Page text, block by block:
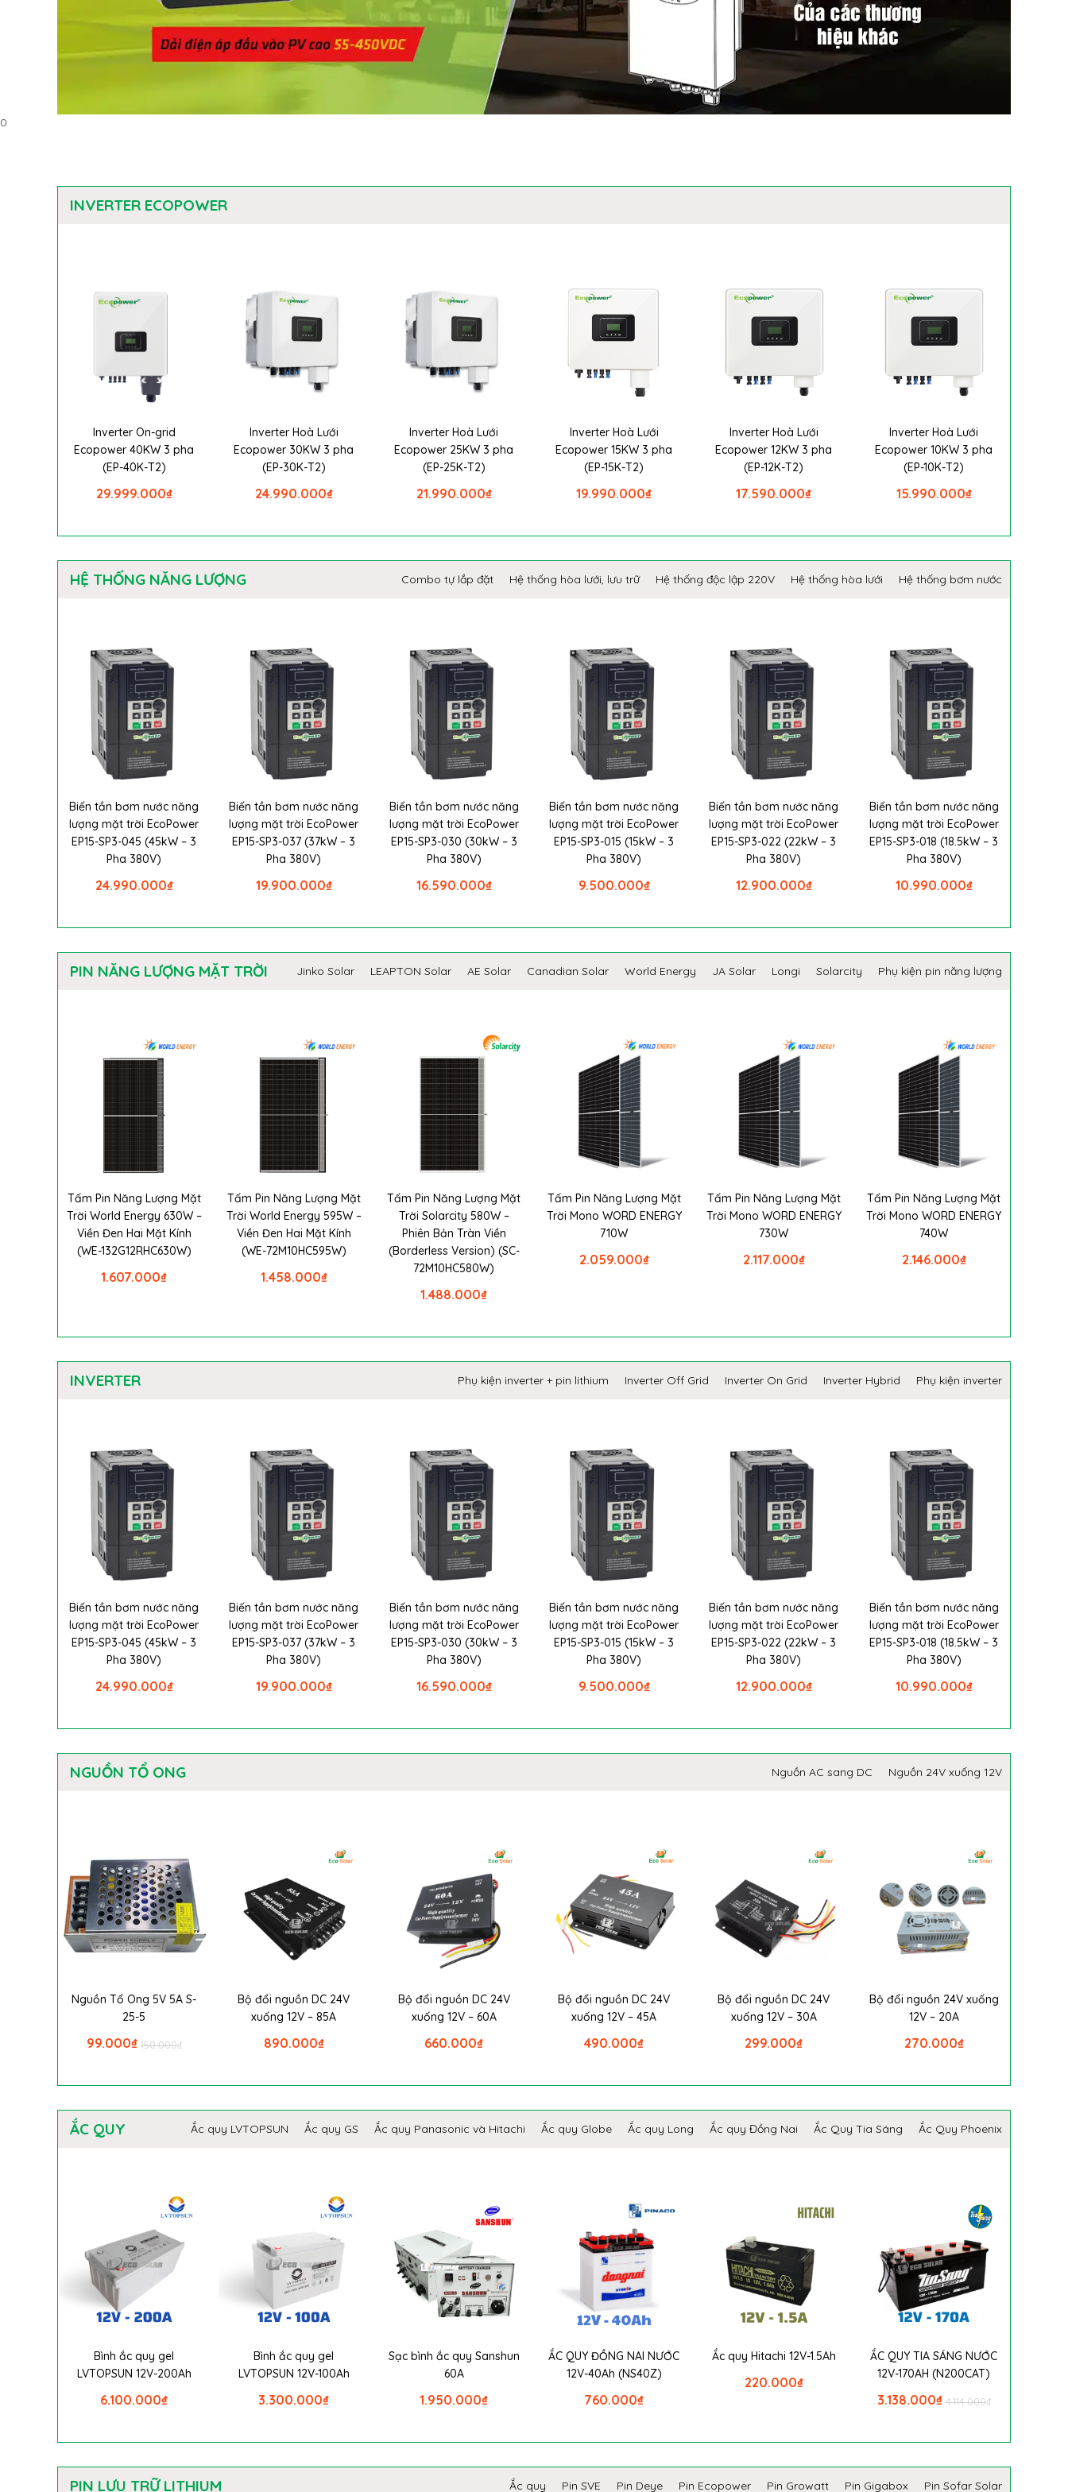
0
INVERTER ECOPOWER
Inverter On-grid
Ecopower 40KW 3 pha
(EP-40K-T2)
₫
29.999.000
Inverter Hoà Lưới
Ecopower 30KW 3 pha
(EP-30K-T2)
₫
24.990.000
Inverter Hoà Lưới
Ecopower 25KW 3 pha
(EP-25K-T2)
₫
21.990.000
Inverter Hoà Lưới
Ecopower 15KW 3 pha
(EP-15K-T2)
₫
19.990.000
Inverter Hoà Lưới
Ecopower 12KW 3 pha
(EP-12K-T2)
₫
17.590.000
Inverter Hoà Lưới
Ecopower 10KW 3 pha
(EP-10K-T2)
₫
15.990.000
HỆ THỐNG NĂNG LƯỢNG Combo tự lắp đặt Hệ thống hòa lưới, lưu trữ Hệ thống độc lập 220V Hệ thống hòa lưới Hệ thống bơm nước
Biến tần bơm nước năng
lượng mặt trời EcoPower
EP15-SP3-045 (45kW – 3
Pha 380V)
₫
24.990.000
Biến tần bơm nước năng
lượng mặt trời EcoPower
EP15-SP3-037 (37kW – 3
Pha 380V)
₫
19.900.000
Biến tần bơm nước năng
lượng mặt trời EcoPower
EP15-SP3-030 (30kW – 3
Pha 380V)
₫
16.590.000
Biến tần bơm nước năng
lượng mặt trời EcoPower
EP15-SP3-015 (15kW – 3
Pha 380V)
₫
9.500.000
Biến tần bơm nước năng
lượng mặt trời EcoPower
EP15-SP3-022 (22kW – 3
Pha 380V)
₫
12.900.000
Biến tần bơm nước năng
lượng mặt trời EcoPower
EP15-SP3-018 (18.5kW – 3
Pha 380V)
₫
10.990.000
PIN NĂNG LƯỢNG MẶT TRỜI Jinko Solar LEAPTON Solar AE Solar Canadian Solar World Energy JA Solar Longi Solarcity Phụ kiện pin năng lượng
Tấm Pin Năng Lượng Mặt
Trời World Energy 630W –
Viền Đen Hai Mặt Kính
(WE-132G12RHC630W)
₫
1.607.000
Tấm Pin Năng Lượng Mặt
Trời World Energy 595W –
Viền Đen Hai Mặt Kính
(WE-72M10HC595W)
₫
1.458.000
Tấm Pin Năng Lượng Mặt
Trời Solarcity 580W –
Phiên Bản Tràn Viền
(Borderless Version) (SC-
72M10HC580W)
₫
1.488.000
Tấm Pin Năng Lượng Mặt
Trời Mono WORD ENERGY
710W
₫
2.059.000
Tấm Pin Năng Lượng Mặt
Trời Mono WORD ENERGY
730W
₫
2.117.000
Tấm Pin Năng Lượng Mặt
Trời Mono WORD ENERGY
740W
₫
2.146.000
INVERTER Phụ kiện inverter + pin lithium Inverter Off Grid Inverter On Grid Inverter Hybrid Phụ kiện inverter
Biến tần bơm nước năng
lượng mặt trời EcoPower
EP15-SP3-045 (45kW – 3
Pha 380V)
₫
24.990.000
Biến tần bơm nước năng
lượng mặt trời EcoPower
EP15-SP3-037 (37kW – 3
Pha 380V)
₫
19.900.000
Biến tần bơm nước năng
lượng mặt trời EcoPower
EP15-SP3-030 (30kW – 3
Pha 380V)
₫
16.590.000
Biến tần bơm nước năng
lượng mặt trời EcoPower
EP15-SP3-015 (15kW – 3
Pha 380V)
₫
9.500.000
Biến tần bơm nước năng
lượng mặt trời EcoPower
EP15-SP3-022 (22kW – 3
Pha 380V)
₫
12.900.000
Biến tần bơm nước năng
lượng mặt trời EcoPower
EP15-SP3-018 (18.5kW – 3
Pha 380V)
₫
10.990.000
NGUỒN TỔ ONG Nguồn AC sang DC Nguồn 24V xuống 12V
Nguồn Tổ Ong 5V 5A S-
25-5
₫
150.000
₫
99.000
Bộ đổi nguồn DC 24V
xuống 12V – 85A
₫
890.000
Bộ đổi nguồn DC 24V
xuống 12V – 60A
₫
660.000
Bộ đổi nguồn DC 24V
xuống 12V – 45A
₫
490.000
Bộ đổi nguồn DC 24V
xuống 12V – 30A
₫
299.000
Bộ đổi nguồn 24V xuống
12V – 20A
₫
270.000
ẮC QUY Ắc quy LVTOPSUN Ắc quy GS Ắc quy Panasonic và Hitachi Ắc quy Globe Ắc quy Long Ắc quy Đồng Nai Ắc Quy Tia Sáng Ắc Quy Phoenix
Bình ắc quy gel
LVTOPSUN 12V-200Ah
₫
6.100.000
Bình ắc quy gel
LVTOPSUN 12V-100Ah
₫
3.300.000
Sạc bình ắc quy Sanshun
60A
₫
1.950.000
ẮC QUY ĐỒNG NAI NƯỚC
12V-40Ah (NS40Z)
₫
760.000
Ắc quy Hitachi 12V-1.5Ah
₫
220.000
ẮC QUY TIA SÁNG NƯỚC
12V-170AH (N200CAT)
₫
4.114.000
₫
3.138.000
PIN LƯU TRỮ LITHIUM Ắc quy Pin SVE Pin Deye Pin Ecopower Pin Growatt Pin Gigabox Pin Sofar Solar